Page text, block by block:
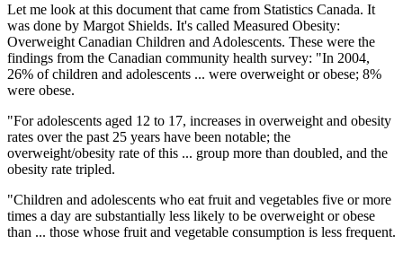
Let me look at this document that came from Statistics Canada. It
was done by Margot Shields. It's called Measured Obesity:
Overweight Canadian Children and Adolescents. These were the
findings from the Canadian community health survey: "In 2004,
26% of children and adolescents ... were overweight or obese; 8%
were obese.
"For adolescents aged 12 to 17, increases in overweight and obesity
rates over the past 25 years have been notable; the
overweight/obesity rate of this ... group more than doubled, and the
obesity rate tripled.
"Children and adolescents who eat fruit and vegetables five or more
times a day are substantially less likely to be overweight or obese
than ... those whose fruit and vegetable consumption is less frequent.